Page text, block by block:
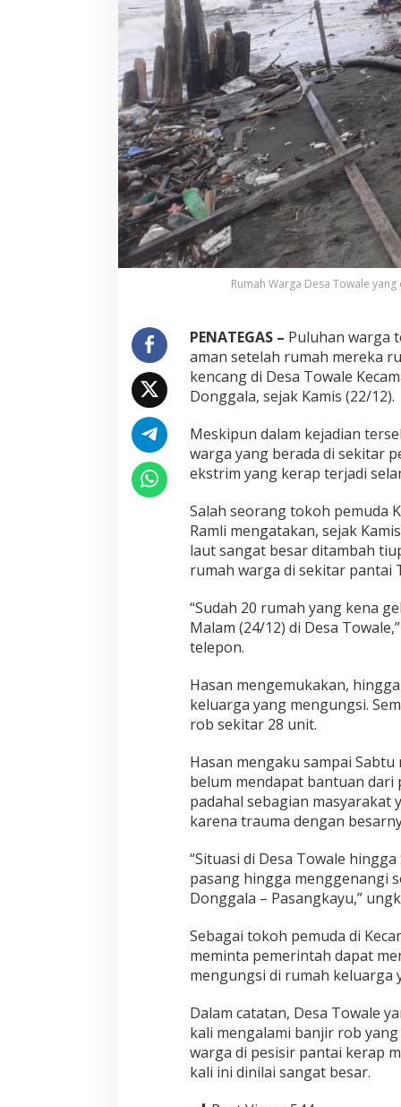
h
W
a
r
g
a
D
e
s
a
T
o
w
a
Rumah Warga Desa Towale
PENATEGAS – Puluhan warga
aman setelah rumah mereka
kencang di Desa Towale
Donggala, sejak Kamis (22/12).
Meskipun dalam kejadian
warga yang berada di sekitar
ekstrim yang kerap terjadi
Salah seorang tokoh pemuda
Ramli mengatakan, sejak
laut sangat besar ditambah
rumah warga di sekitar pantai
“Sudah 20 rumah yang kena
Malam (24/12) di Desa
telepon.
Hasan mengemukakan,
keluarga yang mengungsi.
rob sekitar 28 unit.
Hasan mengaku sampai
belum mendapat bantuan
padahal sebagian
karena trauma dengan
“Situasi di Desa Towale
pasang hingga menggenangi
Donggala – Pasangkayu,”
Sebagai tokoh pemuda di
meminta pemerintah dapat
mengungsi di rumah keluarga
Dalam catatan, Desa Towale
kali mengalami banjir rob
warga di pesisir pantai kerap
kali ini dinilai sangat besar.